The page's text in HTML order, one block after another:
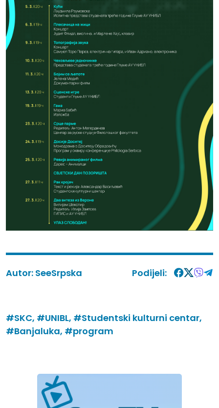
Autor: SeeSrpska Podijeli:
#SKC, #UNIBL, #Studentski kulturni centar,
#Banjaluka, #program